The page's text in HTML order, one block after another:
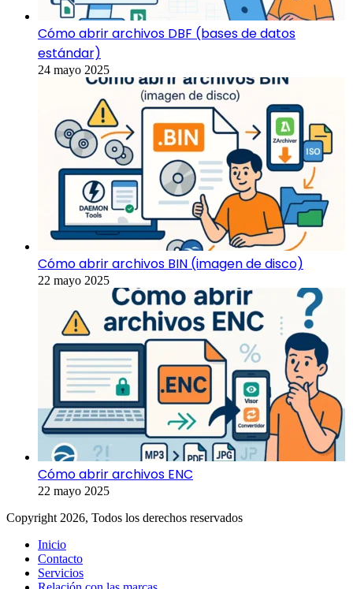
Cómo abrir archivos DBF (bases de datos
estándar)
24 mayo 2025
Cómo abrir archivos BIN (imagen de disco)
22 mayo 2025
Cómo abrir archivos ENC
22 mayo 2025
Copyright 2026, Todos los derechos reservados
Inicio
Contacto
Servicios